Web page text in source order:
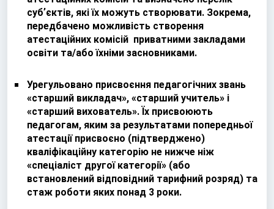
субʼєктів, які їх можуть створювати. Зокрема,
передбачено можливість створення
атестаційних комісій приватними закладами
освіти та/або їхніми засновниками.
Урегульовано присвоєння педагогічних звань
«старший викладач», «старший учитель» і
«старший вихователь». Їх присвоюють
педагогам, яким за результатами попередньої
атестації присвоєно (підтверджено)
кваліфікаційну категорію не нижче ніж
«спеціаліст другої категорії» (або
встановлений відповідний тарифний розряд) та
стаж роботи яких понад 3 роки.